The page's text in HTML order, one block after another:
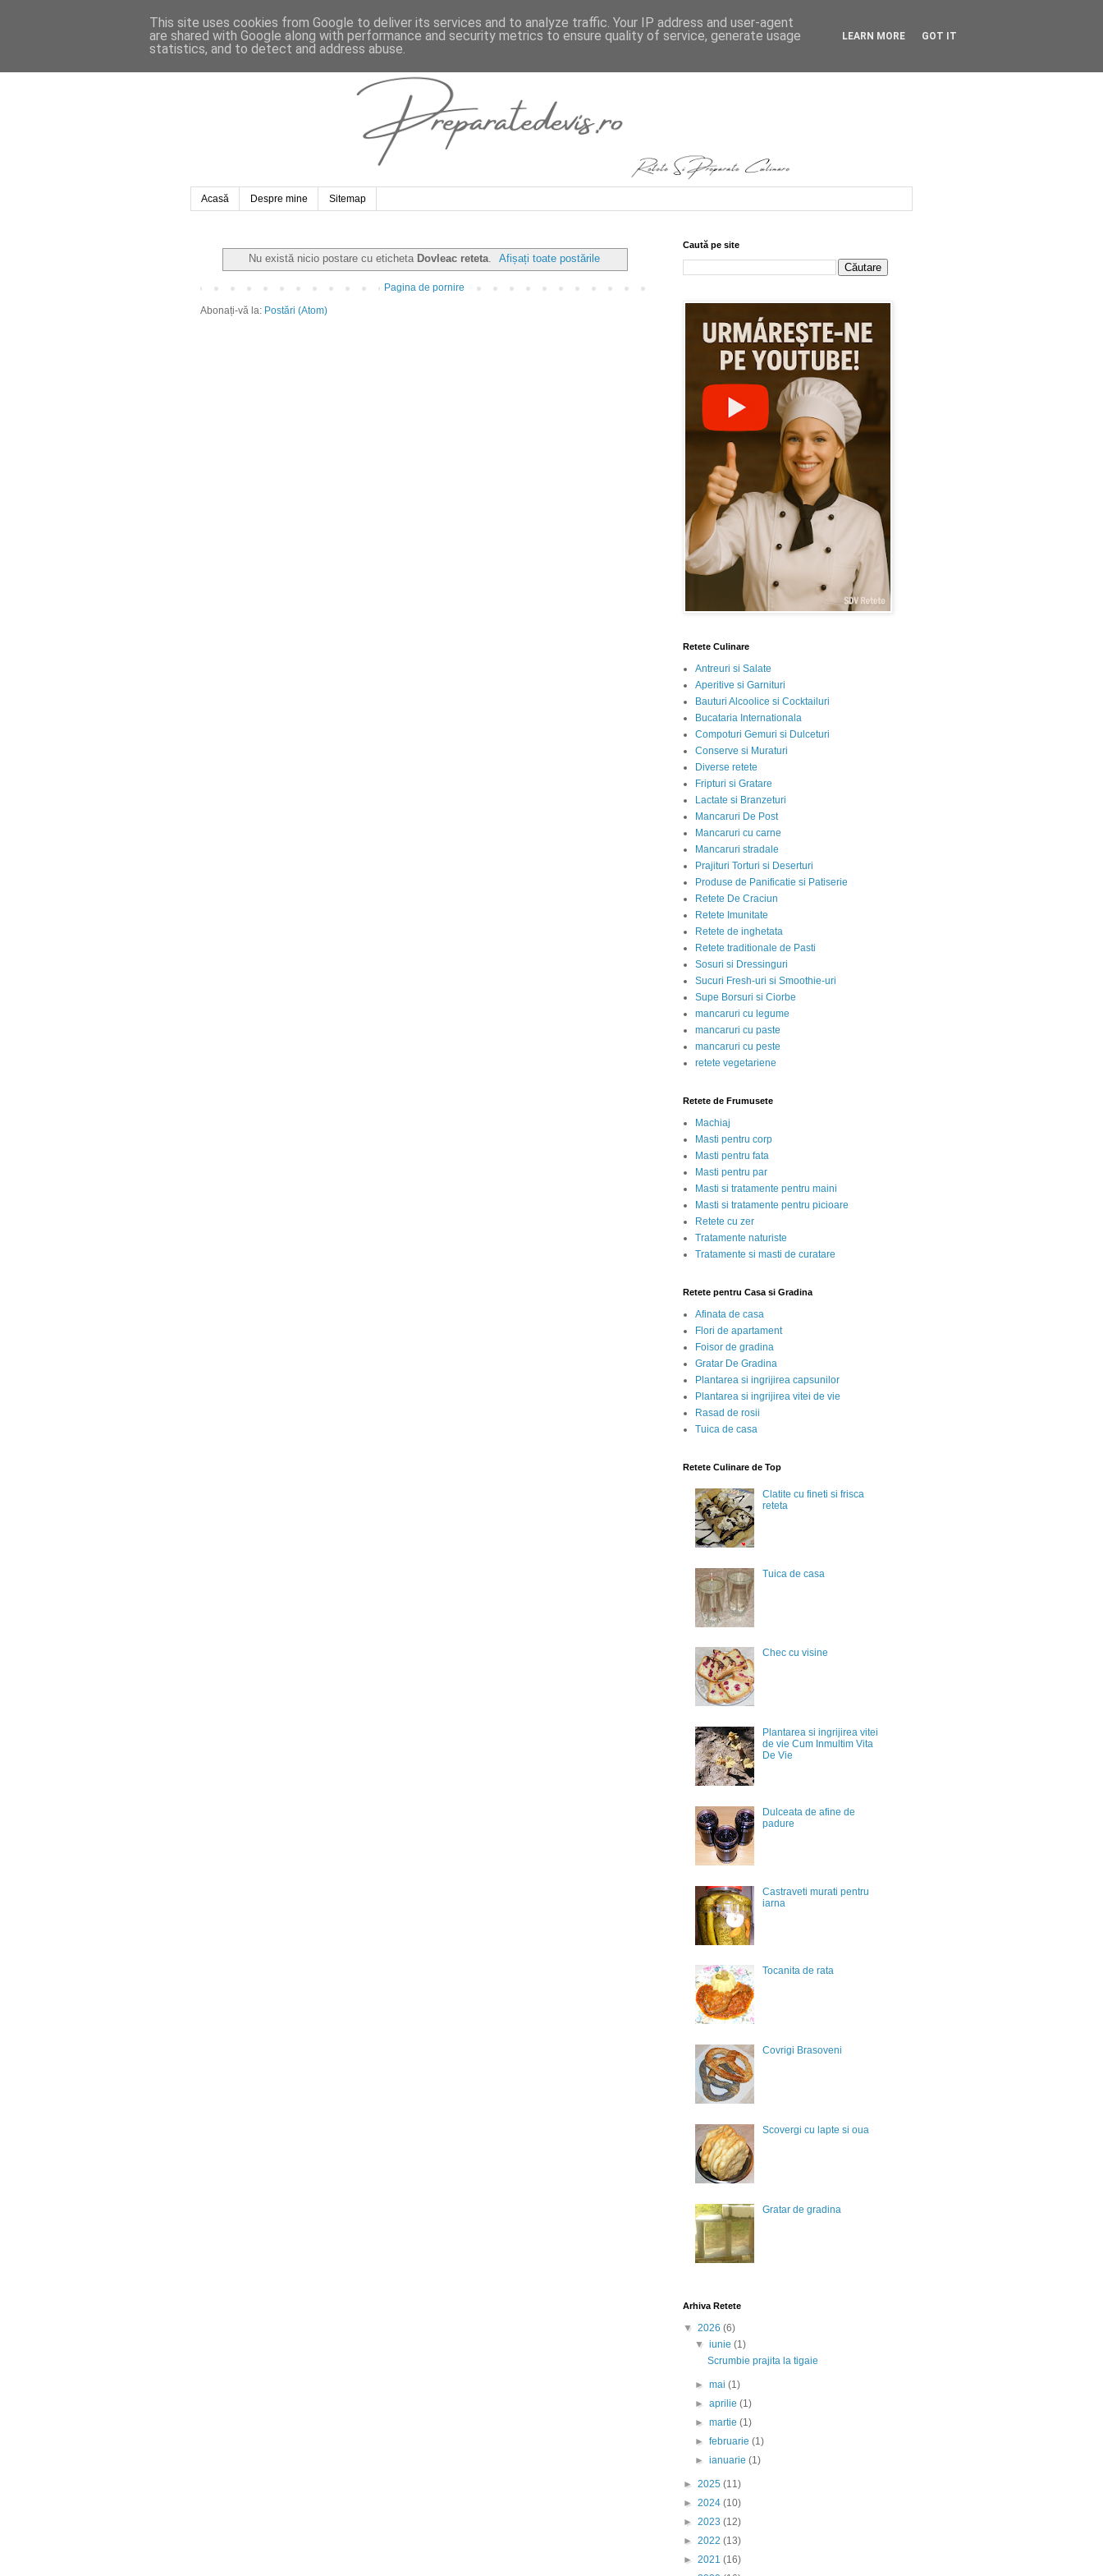
Acasă Despre mine Sitemap
Nu există nicio postare cu eticheta Dovleac reteta. Afișați toate postările
Pagina de pornire
Abonați-vă la: Postări (Atom)
Caută pe site
Retete Culinare
Antreuri si Salate
Aperitive si Garnituri
Bauturi Alcoolice si Cocktailuri
Bucataria Internationala
Compoturi Gemuri si Dulceturi
Conserve si Muraturi
Diverse retete
Fripturi si Gratare
Lactate si Branzeturi
Mancaruri De Post
Mancaruri cu carne
Mancaruri stradale
Prajituri Torturi si Deserturi
Produse de Panificatie si Patiserie
Retete De Craciun
Retete Imunitate
Retete de inghetata
Retete traditionale de Pasti
Sosuri si Dressinguri
Sucuri Fresh-uri si Smoothie-uri
Supe Borsuri si Ciorbe
mancaruri cu legume
mancaruri cu paste
mancaruri cu peste
retete vegetariene
Retete de Frumusete
Machiaj
Masti pentru corp
Masti pentru fata
Masti pentru par
Masti si tratamente pentru maini
Masti si tratamente pentru picioare
Retete cu zer
Tratamente naturiste
Tratamente si masti de curatare
Retete pentru Casa si Gradina
Afinata de casa
Flori de apartament
Foisor de gradina
Gratar De Gradina
Plantarea si ingrijirea capsunilor
Plantarea si ingrijirea vitei de vie
Rasad de rosii
Tuica de casa
Retete Culinare de Top
Clatite cu fineti si frisca
reteta
Tuica de casa
Chec cu visine
Plantarea si ingrijirea vitei
de vie Cum Inmultim Vita
De Vie
Dulceata de afine de
padure
Castraveti murati pentru
iarna
Tocanita de rata
Covrigi Brasoveni
Scovergi cu lapte si oua
Gratar de gradina
Arhiva Retete
▼ 2026 (6)
▼iunie(1)
Scrumbie prajita la tigaie
►mai(1)
►aprilie(1)
►martie(1)
►februarie(1)
►ianuarie(1)
► 2025 (11)
► 2024 (10)
► 2023 (12)
► 2022 (13)
► 2021 (16)
This site uses cookies from Google to deliver its services and to analyze traffic. Your IP address and user-agent
are shared with Google along with performance and security metrics to ensure quality of service, generate usage
statistics, and to detect and address abuse.
LEARN MORE GOT IT